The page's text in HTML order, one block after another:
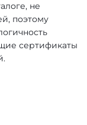
не
поэтому
сертификаты